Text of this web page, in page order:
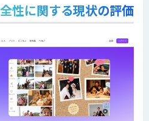
性に関する現状の評価